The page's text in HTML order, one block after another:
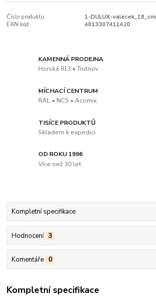
Číslo produktu:
1-DULUX-valecek_18_cm
EAN kód:
4013307411420
KAMENNÁ PRODEJNA
Horská 813 • Trutnov
MÍCHACÍ CENTRUM
RAL • NCS • Acomix
TISÍCE PRODUKTŮ
Skladem k expedici
OD ROKU 1996
Více než 30 let
Kompletní specifikace
Hodnocení 3
Komentáře 0
Kompletní specifikace